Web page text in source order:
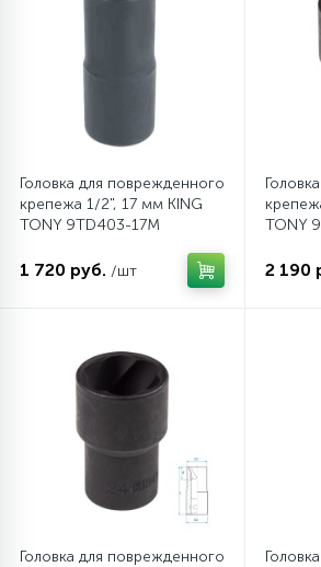
Головка для поврежденного
крепежа 1/2", 17 мм KING
TONY 9TD403-17M
1 720 руб. /шт
TONY
2 190
Головка для поврежденного